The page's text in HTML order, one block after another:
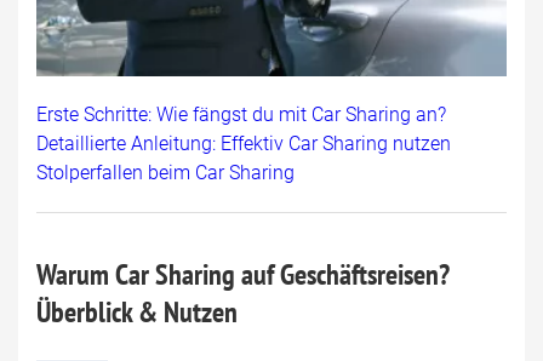
Erste Schritte: Wie fängst du mit Car Sharing an?
Detaillierte Anleitung: Effektiv Car Sharing nutzen
Stolperfallen beim Car Sharing
Warum Car Sharing auf Geschäftsreisen?
Überblick & Nutzen